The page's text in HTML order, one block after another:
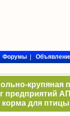
Форумы|
крупяная
предприятий
корма для